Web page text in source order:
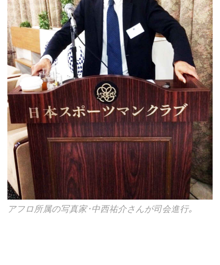
アフロ所属の写真家･中西祐介さんが司会進行｡